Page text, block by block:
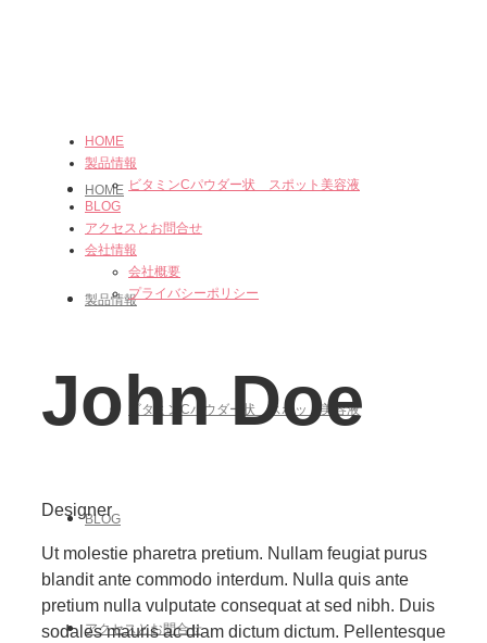
HOME
製品情報
ビタミンCパウダー状 スポット美容液
BLOG
アクセスとお問合せ
HOME
製品情報
ビタミンCパウダー状 スポット美容液
BLOG
アクセスとお問合せ
会社情報
会社概要
プライバシーポリシー
John Doe
Designer
Ut molestie pharetra pretium. Nullam feugiat purus
blandit ante commodo interdum. Nulla quis ante
pretium nulla vulputate consequat at sed nibh. Duis
sodales mauris ac diam dictum dictum. Pellentesque